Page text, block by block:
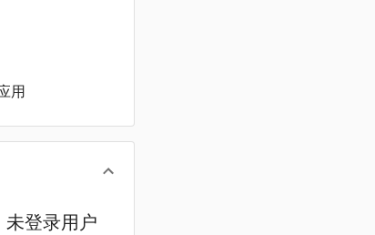
用
未登录用户